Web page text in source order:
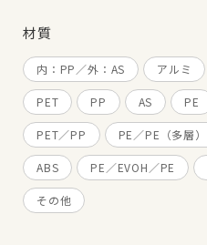
材質
内：PP／外：AS アルミ
PET PP AS PE
PET／PP PE／PE（多層）
ABS PE／EVOH／PE
その他